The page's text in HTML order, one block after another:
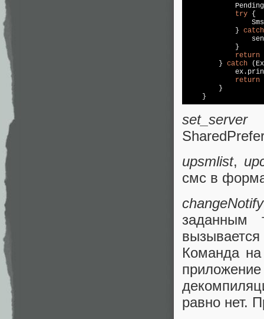
try {
            }
catch
            }
return
        }
catch
return
        }
upsmlist,
смс в
changeNotify
заданным
Команда
равно нет.